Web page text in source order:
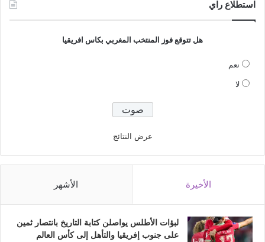
استطلاع راي
هل تتوقع فوز المنتخب المغربي بكاس افريقيا
نعم
لا
عرض النتائج
الأخيرة الأشهر
لبؤات الأطلس يواصلن كتابة التاريخ بانتصار ثمين
على جنوب إفريقيا والتأهل إلى كأس العالم